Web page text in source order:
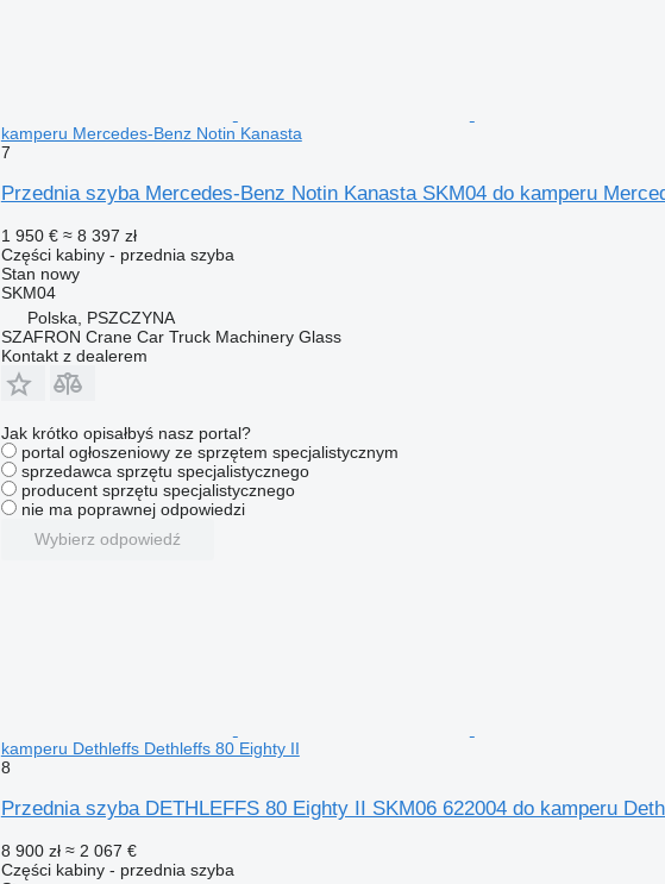
kamperu Mercedes-Benz Notin Kanasta
7
Przednia szyba Mercedes-Benz Notin Kanasta SKM04 do kamperu
1 950 € ≈ 8 397 zł
Części kabiny - przednia szyba
Stan nowy
SKM04
Polska, PSZCZYNA
SZAFRON Crane Car Truck Machinery Glass
Kontakt z dealerem
Jak krótko opisałbyś nasz portal?
portal ogłoszeniowy ze sprzętem specjalistycznym
sprzedawca sprzętu specjalistycznego
producent sprzętu specjalistycznego
nie ma poprawnej odpowiedzi
Wybierz odpowiedź
kamperu Dethleffs Dethleffs 80 Eighty II
8
Przednia szyba DETHLEFFS 80 Eighty II SKM06 622004 do kamperu
8 900 zł ≈ 2 067 €
Części kabiny - przednia szyba